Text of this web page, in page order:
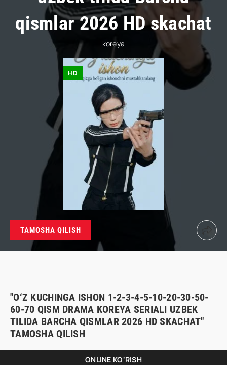
qismlar 2026 HD skachat
koreya
HD
TAMOSHA QILISH
"O‘Z KUCHINGA ISHON 1-2-3-4-5-10-20-30-50-
60-70 QISM DRAMA KOREYA SERIALI UZBEK
TILIDA BARCHA QISMLAR 2026 HD SKACHAT"
TAMOSHA QILISH
ONLINE KO'RISH